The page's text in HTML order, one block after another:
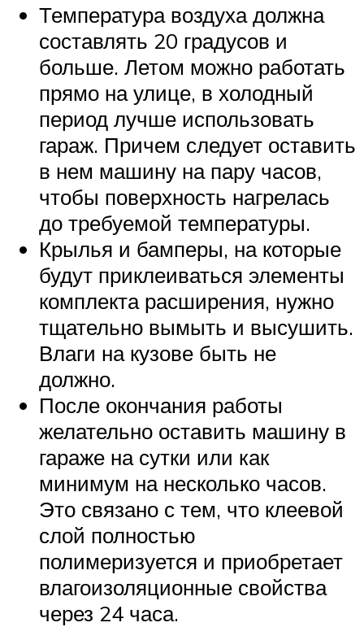
Температура воздуха должна
составлять 20 градусов и
больше. Летом можно работать
прямо на улице, в холодный
период лучше использовать
гараж. Причем следует оставить
в нем машину на пару часов,
чтобы поверхность нагрелась
до требуемой температуры.
Крылья и бамперы, на которые
будут приклеиваться элементы
комплекта расширения, нужно
тщательно вымыть и высушить.
Влаги на кузове быть не
должно.
После окончания работы
желательно оставить машину в
гараже на сутки или как
минимум на несколько часов.
Это связано с тем, что клеевой
слой полностью
полимеризуется и приобретает
влагоизоляционные свойства
через 24 часа.